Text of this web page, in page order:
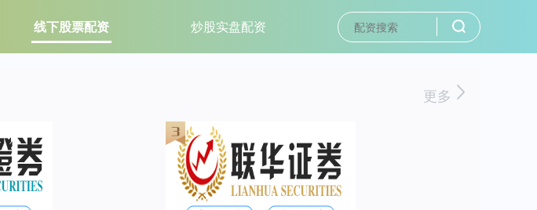
线下股票配资 炒股实盘配资
更多